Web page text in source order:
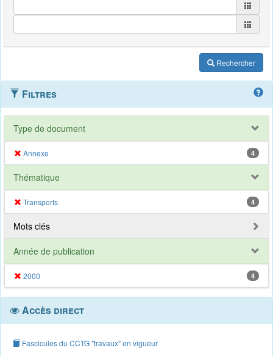
Rechercher
Filtres
Type de document
Annexe 4
Thématique
Transports 4
Mots clés
Année de publication
2000 4
Accès direct
Fascicules du CCTG "travaux" en vigueur